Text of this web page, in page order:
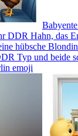
DDR Hahn, das
hübsche
Typ und beide
emoji